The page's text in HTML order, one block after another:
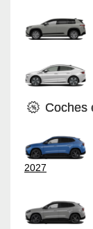
Coches
2027